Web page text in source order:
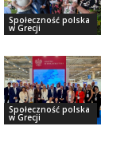
Społeczność polska
w Grecji
Społeczność polska
w Grecji